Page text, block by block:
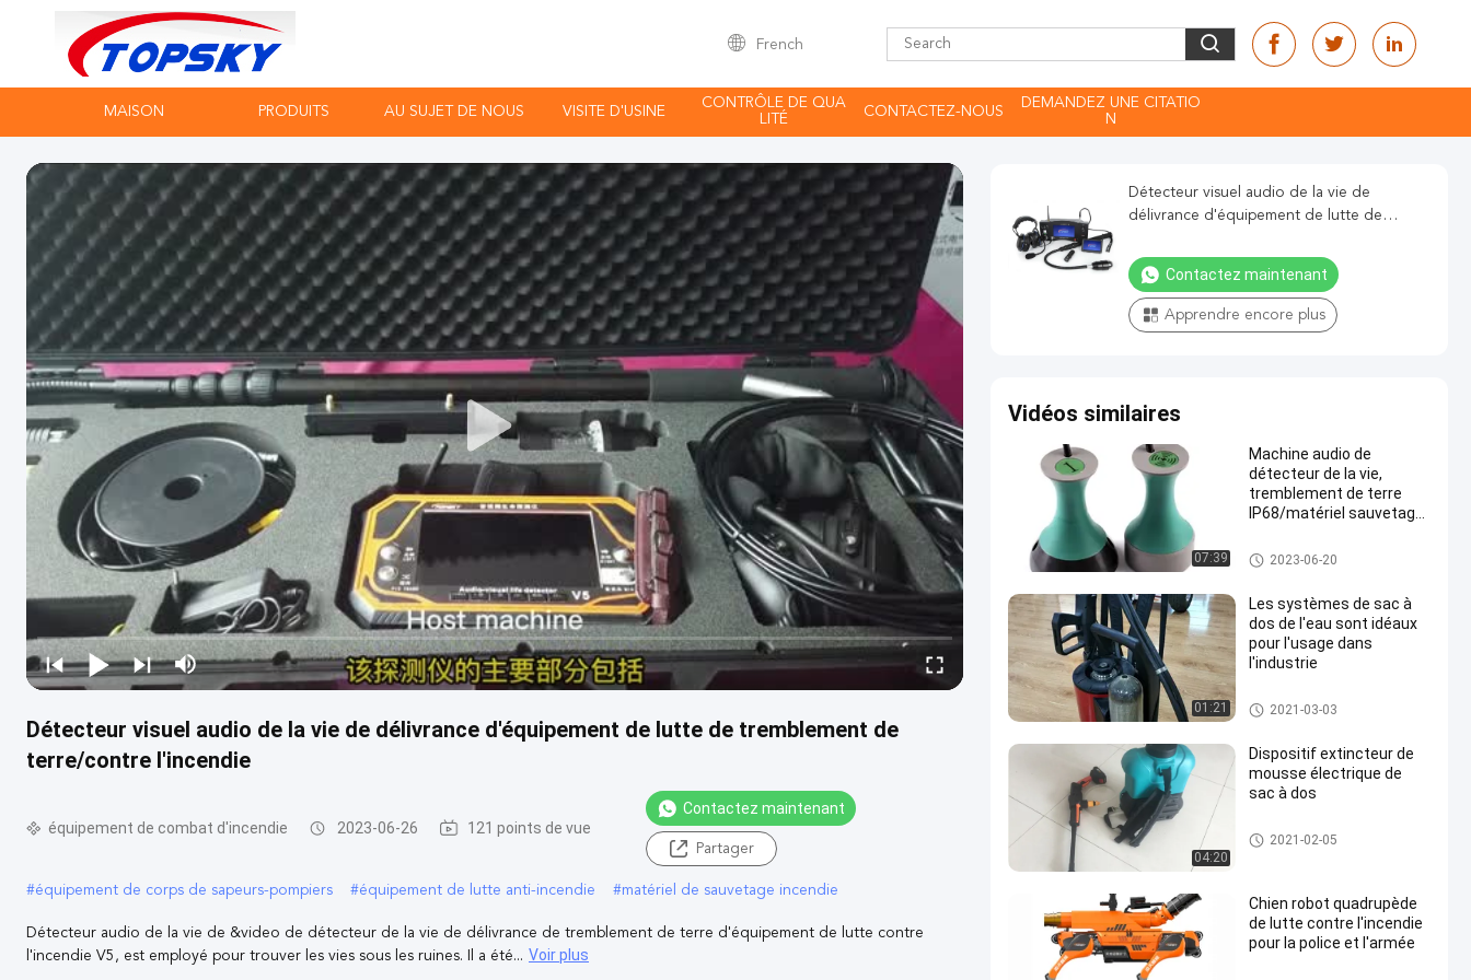
French
MAISON PRODUITS AU SUJET DE NOUS VISITE D'USINE
CONTRÔLE DE QUA
LITÉ
CONTACTEZ-NOUS
DEMANDEZ UNE CITATIO
N
Détecteur visuel audio de la vie de délivrance d'équipement de lutte de tremblement de
terre/contre l'incendie
équipement de combat d'incendie 2023-06-26 121 points de vue
Contactez maintenant
Partager
#équipement de corps de sapeurs-pompiers #équipement de lutte anti-incendie #matériel de sauvetage incendie
Détecteur audio de la vie de &video de détecteur de la vie de délivrance de tremblement de terre d'équipement de lutte contre
l'incendie V5, est employé pour trouver les vies sous les ruines. Il a été... Voir plus
Détecteur visuel audio de la vie de
délivrance d'équipement de lutte de
Contactez maintenant
Apprendre encore plus
Vidéos similaires
07:39
Machine audio de
détecteur de la vie,
tremblement de terre
IP68/matériel sauvetage
équipement de combat d'incen
die
2023-06-20
01:21
Les systèmes de sac à
dos de l'eau sont idéaux
pour l'usage dans
l'industrie
équipement de combat d'incen
die
2021-03-03
04:20
Dispositif extincteur de
mousse électrique de
sac à dos
équipement de combat d'incen
die
2021-02-05
Chien robot quadrupède
de lutte contre l'incendie
pour la police et l'armée